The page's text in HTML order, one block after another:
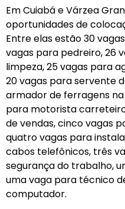
Em Cuiabá e Várzea
oportunidades de
Entre elas estão 30
vagas para pedreiro, 26
limpeza, 25 vagas para
20 vagas para servente
armador de ferragens
para motorista
de vendas, cinco vagas
quatro vagas para
cabos telefônicos, três
segurança do trabalho,
uma vaga para técnico
computador.